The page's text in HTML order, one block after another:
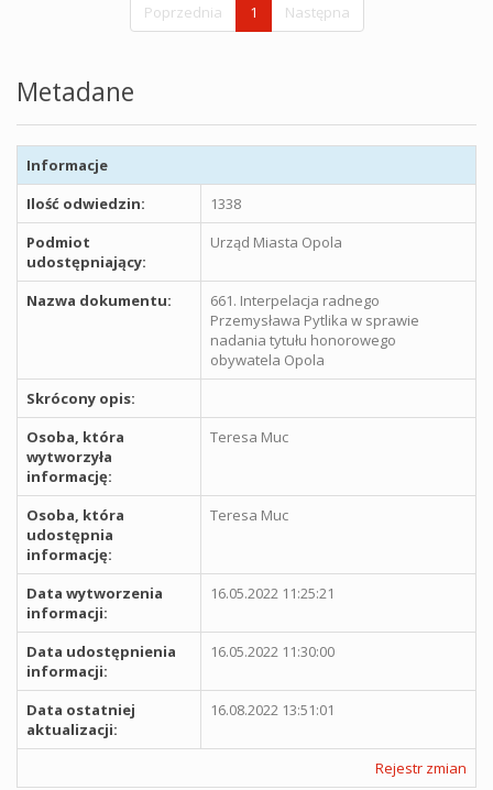
Poprzednia
1 Następna
Metadane
Informacje
Ilość odwiedzin:
1338
Podmiot
udostępniający:
Urząd Miasta Opola
Nazwa dokumentu:
661. Interpelacja radnego
Przemysława Pytlika w sprawie
nadania tytułu honorowego
obywatela Opola
Skrócony opis:
Osoba, która
wytworzyła
informację:
Teresa Muc
Osoba, która
udostępnia
informację:
Teresa Muc
Data wytworzenia
informacji:
16.05.2022 11:25:21
Data udostępnienia
informacji:
16.05.2022 11:30:00
Data ostatniej
aktualizacji:
16.08.2022 13:51:01
Rejestr zmian